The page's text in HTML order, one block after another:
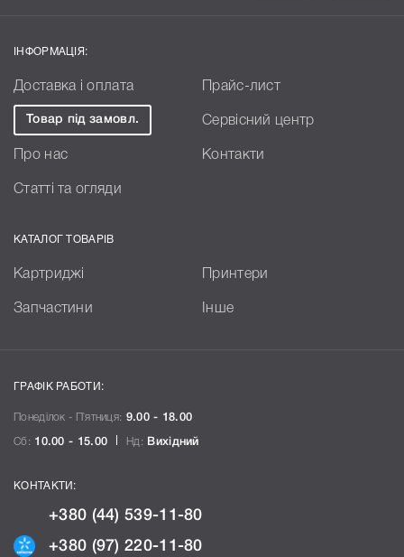
ІНФОРМАЦІЯ:
Доставка і оплата Прайс-лист
Товар під замовл. Сервісний центр
Про нас Контакти
Статті та огляди
КАТАЛОГ ТОВАРІВ
Картриджі Принтери
Запчастини Інше
ГРАФІК РАБОТИ:
Понеділок - П`ятниця: 9.00 - 18.00
Сб: 10.00 - 15.00 Нд: Вихідний
КОНТАКТИ:
+380 (44) 539-11-80
+380 (97) 220-11-80